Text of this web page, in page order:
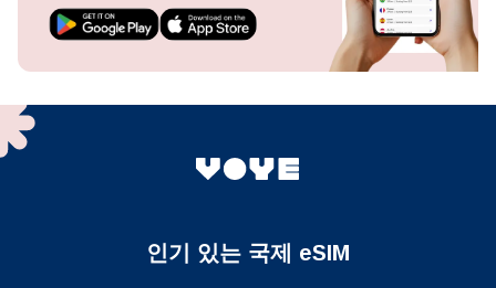
인기 있는 국제 eSIM